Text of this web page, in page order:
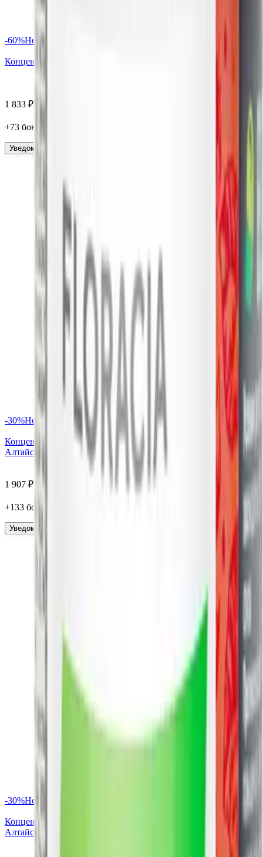
-60%Нет в наличии
Концентрат Мумие, капсулы, 60 шт. Алтайские традиции
1 833 ₽734
+73 бонус
Уведомить
-30%Нет в наличии
Концентрат Женское здоровье FOR WOMEN, капсулы, 60 шт,
Алтайские традиции
1 907 ₽ 1 335
+133 бонус
Уведомить
-30%Нет в наличии
Концентрат Для желудка и кишечника, капсулы, 60 шт.
Алтайские традиции